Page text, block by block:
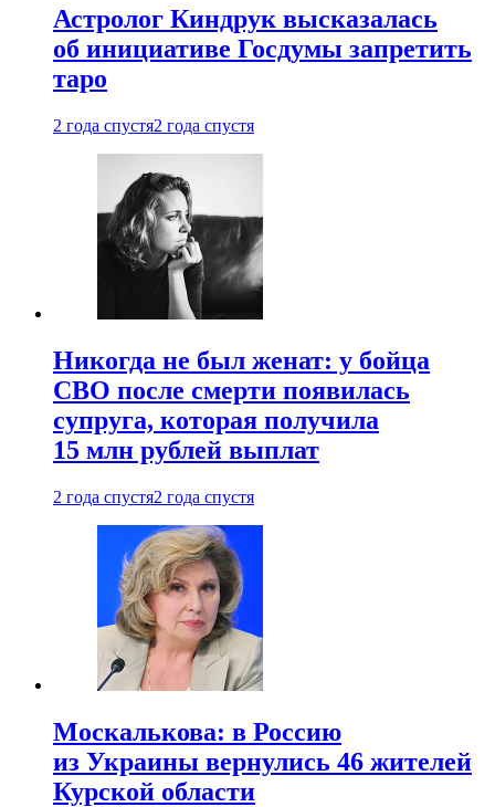
Астролог Киндрук высказалась
об инициативе Госдумы запретить
таро
2 года спустя2 года спустя
Никогда не был женат: у бойца
СВО после смерти появилась
супруга, которая получила
15 млн рублей выплат
2 года спустя2 года спустя
Москалькова: в Россию
из Украины вернулись 46 жителей
Курской области